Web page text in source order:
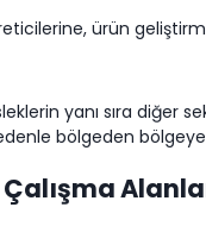
ürün
yanı sıra diğer
bölgeden